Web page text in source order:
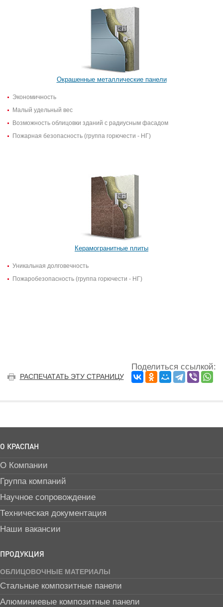
Окрашенные металлические панели
Экономичность
Малый удельный вес
Возможность облицовки зданий с радиусным фасадом
Пожарная безопасность (группа горючести - НГ)
Керамогранитные плиты
Уникальная долговечность
Пожаробезопасность (группа горючести - НГ)
РАСПЕЧАТАТЬ ЭТУ СТРАНИЦУ
Поделиться ссылкой:
О КРАСПАН
О Компании
Группа компаний
Научное сопровождение
Техническая документация
Наши вакансии
ПРОДУКЦИЯ
ОБЛИЦОВОЧНЫЕ МАТЕРИАЛЫ
Стальные композитные панели
Алюминиевые композитные панели